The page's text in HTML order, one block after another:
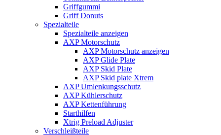
Griffgummi
Griff Donuts
Spezialteile
Spezialteile anzeigen
AXP Motorschutz
AXP Motorschutz anzeigen
AXP Glide Plate
AXP Skid Plate
AXP Skid plate Xtrem
AXP Umlenkungsschutz
AXP Kühlerschutz
AXP Kettenführung
Starthilfen
Xtrig Preload Adjuster
Verschleißteile